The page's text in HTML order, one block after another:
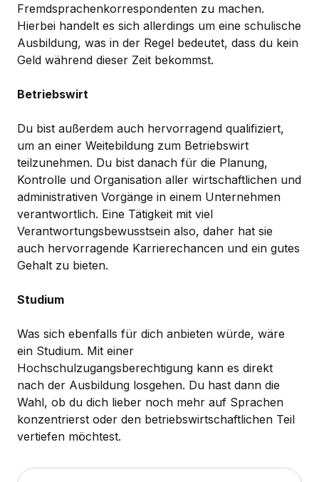
Fremdsprachenkorrespondenten zu machen.
Hierbei handelt es sich allerdings um eine schulische
Ausbildung, was in der Regel bedeutet, dass du kein
Geld während dieser Zeit bekommst.
Betriebswirt
Du bist außerdem auch hervorragend qualifiziert,
um an einer Weitebildung zum Betriebswirt
teilzunehmen. Du bist danach für die Planung,
Kontrolle und Organisation aller wirtschaftlichen und
administrativen Vorgänge in einem Unternehmen
verantwortlich. Eine Tätigkeit mit viel
Verantwortungsbewusstsein also, daher hat sie
auch hervorragende Karrierechancen und ein gutes
Gehalt zu bieten.
Studium
Was sich ebenfalls für dich anbieten würde, wäre
ein Studium. Mit einer
Hochschulzugangsberechtigung kann es direkt
nach der Ausbildung losgehen. Du hast dann die
Wahl, ob du dich lieber noch mehr auf Sprachen
konzentrierst oder den betriebswirtschaftlichen Teil
vertiefen möchtest.